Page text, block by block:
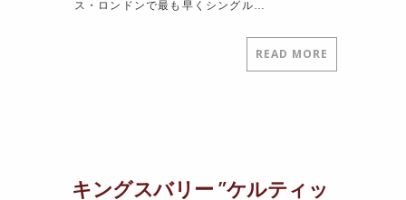
ス・ロンドンで最も早くシングル…
READ MORE
キングスバリー ”ケルティッ